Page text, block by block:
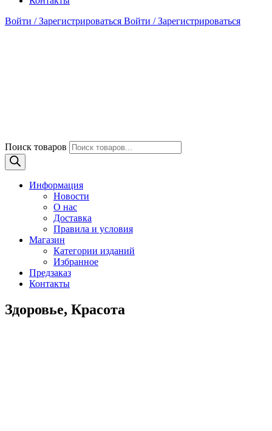
Войти / Зарегистрироваться Войти / Зарегистрироваться
Поиск товаров
Информация
Новости
О нас
Доставка
Правила и условия
Магазин
Категории изданий
Избранное
Предзаказ
Контакты
Здоровье, Красота